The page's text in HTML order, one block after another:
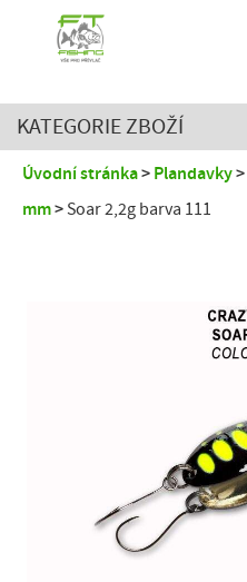
KATEGORIE ZBOŽÍ
Úvodní stránka Plandavky
mm
Soar 2,2g barva 111